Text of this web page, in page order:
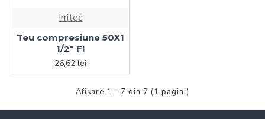
Irritec
Teu compresiune 50X1
1/2" FI
26,62 lei
Afişare 1 - 7 din 7 (1 pagini)